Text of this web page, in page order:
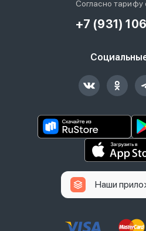
Согласно тарифу
+7 (931)
Наши